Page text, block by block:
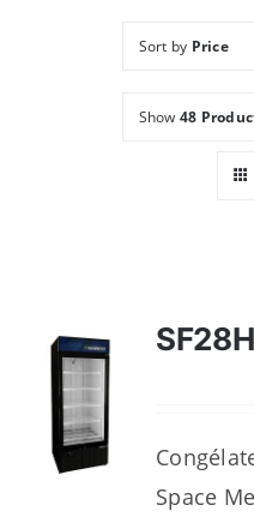
Sort by Price
Show 48
Space